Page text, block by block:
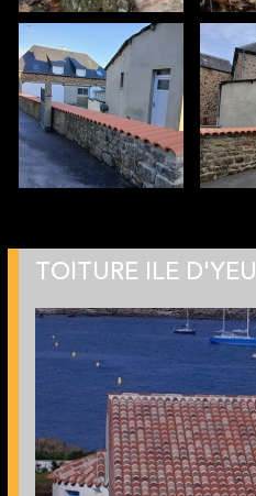
TOITURE ILE D'YEU